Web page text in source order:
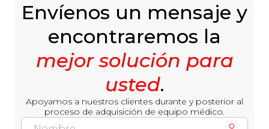
Envíenos un mensaje y
encontraremos la
mejor solución para
usted.
Apoyamos a nuestros clientes durante y posterior al
proceso de adquisición de equipo médico.